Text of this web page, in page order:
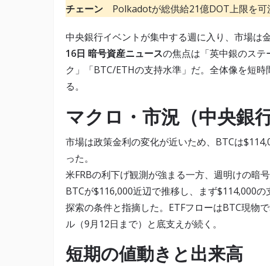
チェーン Polkadotが総供給21億DOT上限を可
中央銀行イベントが集中する週に入り、市場は
16日 暗号資産ニュースの焦点は「英中銀のステ
ク」「BTC/ETHの支持水準」だ。全体像を短
る。
マクロ・市況（中央銀
市場は政策金利の変化が近いため、BTCは
った。
米FRBの利下げ観測が強まる一方、週明けの暗
BTCが$116,000近辺で推移し、まず$114,000
探索の条件と指摘した。ETFフローはBTC現物
ル（9月12日まで）と底支えが続く。
短期の値動きと出来高